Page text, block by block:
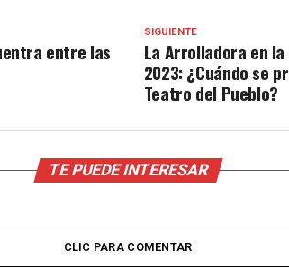
SIGUIENTE
La Arrolladora en
2023: ¿Cuándo se
Teatro del Pueblo?
entre las
TE PUEDE INTERESAR
CLIC PARA COMENTAR